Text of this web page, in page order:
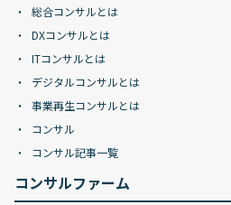
総合コンサルとは
DXコンサルとは
ITコンサルとは
デジタルコンサルとは
事業再生コンサルとは
コンサル
コンサル記事一覧
コンサルファーム